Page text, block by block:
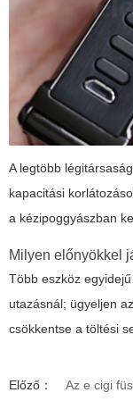
A legtöbb
kapacitási
a kézipoggyászban
Milyen előnyökkel
Több eszköz
utazásnál; ügyeljen
csökkentse a töltési
Előző：
Az e cigi